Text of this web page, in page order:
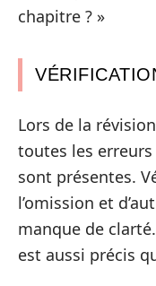
chapitre ? »
Lors de la
toutes les
sont présentes.
l’omission et
manque de
est aussi précis